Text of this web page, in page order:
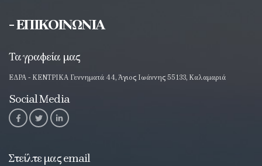
- ΕΠΙΚΟΙΝΩΝΙΑ
Τα γραφεία μας
ΕΔΡΑ - ΚΕΝΤΡΙΚΑ Γεννηματά 44, Άγιος Ιωάννης 55133, Καλαμαριά
Social Media
Στείλτε μας email